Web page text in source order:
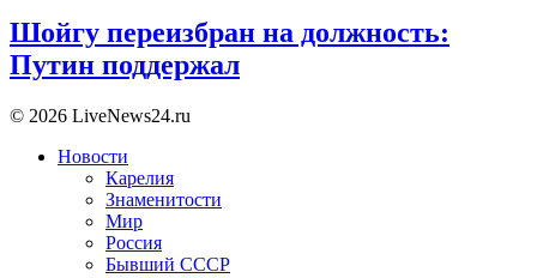
Шойгу переизбран на должность:
Путин поддержал
© 2026 LiveNews24.ru
Новости
Карелия
Знаменитости
Мир
Россия
Бывший СССР